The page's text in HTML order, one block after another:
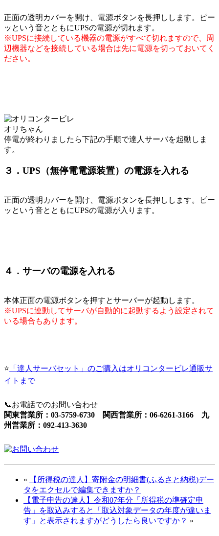
正面の透明カバーを開け、電源ボタンを長押しします。ピー
ッという音とともにUPSの電源が切れます。
※UPSに接続している機器の電源がすべて切れますので、周
辺機器などを接続している場合は先に電源を切っておいてく
ださい。
オリちゃん
停電が終わりましたら下記の手順で達人サーバを起動しま
す。
３．UPS（無停電電源装置）の電源を入れる
正面の透明カバーを開け、電源ボタンを長押しします。ピー
ッという音とともにUPSの電源が入ります。
４．サーバの電源を入れる
本体正面の電源ボタンを押すとサーバーが起動します。
※UPSに連動してサーバが自動的に起動するよう設定されて
いる場合もあります。
⭐ 「達人サーバセット」 のご購入はオリコンタービレ通販サ
イトまで
📞お電話でのお問い合わせ
関東営業所：03-5759-6730 関西営業所：06-6261-3166 九
州営業所：092-413-3630
«
【所得税の達人】寄附金の明細書(ふるさと納税)デー
タをエクセルで編集できますか？
【電子申告の達人】令和07年分「所得税の準確定申
告」を取込みすると「取込対象データの年度が違いま
す」と表示されますがどうしたら良いですか？ »